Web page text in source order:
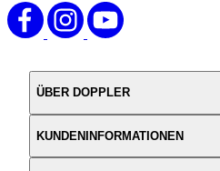
ÜBER DOPPLER
KUNDENINFORMATIONEN